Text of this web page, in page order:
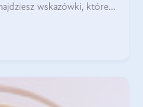
wskazówki, które